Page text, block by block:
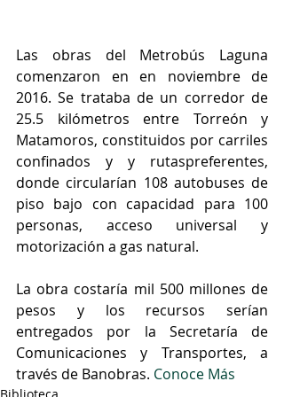
Las obras del Metrobús Laguna
comenzaron en en noviembre de
2016. Se trataba de un corredor de
25.5 kilómetros entre Torreón y
Matamoros, constituidos por carriles
confinados y y rutaspreferentes,
donde circularían 108 autobuses de
piso bajo con capacidad para 100
personas, acceso universal y
motorización a gas natural.
La obra costaría mil 500 millones de
pesos y los recursos serían
entregados por la Secretaría de
Comunicaciones y Transportes, a
través de Banobras. Conoce Más
Biblioteca